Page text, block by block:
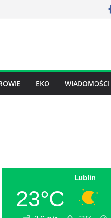
EKO WIADOMOŚCI
Lublin
23°C